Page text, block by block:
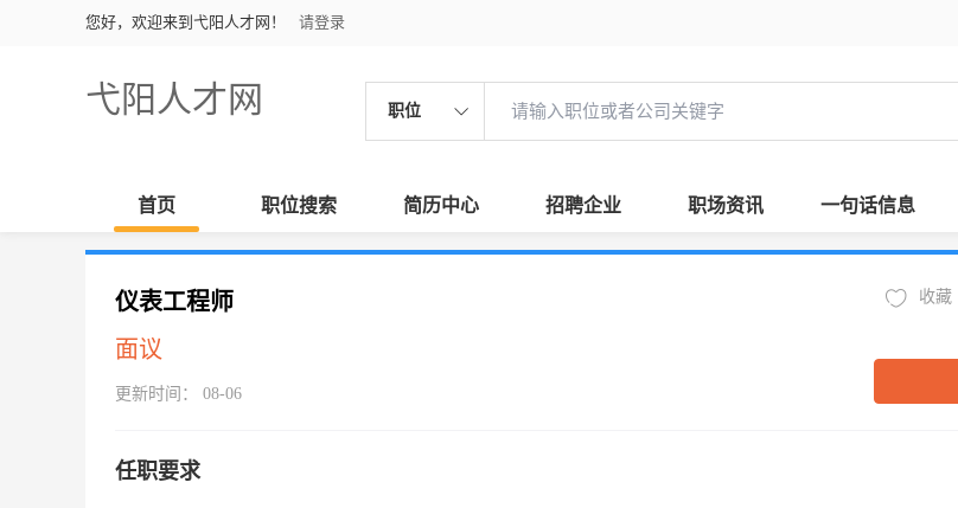
您好，欢迎来到弋阳人才网！ 请登录
弋阳人才网 职位
首页 职位搜索 简历中心 招聘企业 职场资讯 一句话信息
仪表工程师
面议
更新时间： 08-06
收藏
任职要求